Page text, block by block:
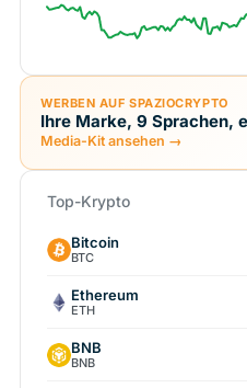
WERBEN AUF SPAZIOCRYPTO
Ihre Marke, 9 Sprachen,
Media-Kit ansehen →
Top-Krypto
Bitcoin
BTC
Ethereum
ETH
BNB
BNB